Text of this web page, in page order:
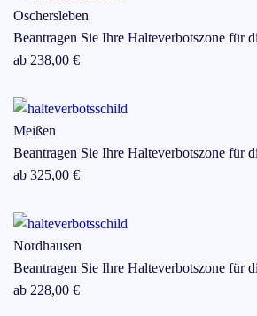
Oschersleben
Beantragen Sie Ihre Halteverbotszone für
ab 238,00 €
Meißen
Beantragen Sie Ihre Halteverbotszone für
ab 325,00 €
Nordhausen
Beantragen Sie Ihre Halteverbotszone für
ab 228,00 €